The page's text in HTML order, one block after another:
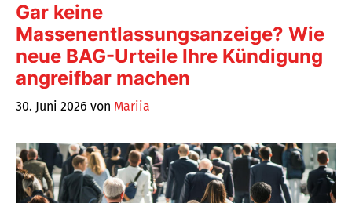
Gar keine
Massenentlassungsanzeige? Wie
neue BAG-Urteile Ihre Kündigung
angreifbar machen
30. Juni 2026 von Mariia